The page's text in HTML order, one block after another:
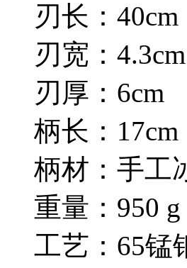
刃长：40cm
刃宽：4.3cm
刃厚：6cm
柄长：17cm
柄材：手工
重量：950 g
工艺：65锰